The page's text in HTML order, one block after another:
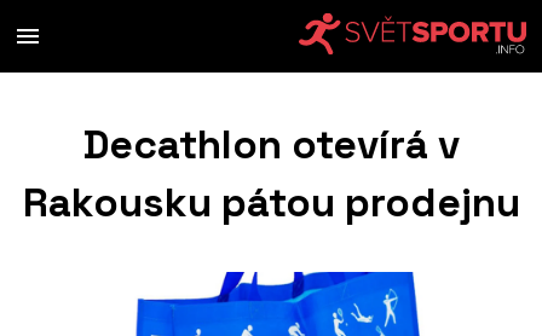
Decathlon otevírá v
Rakousku pátou prodejnu